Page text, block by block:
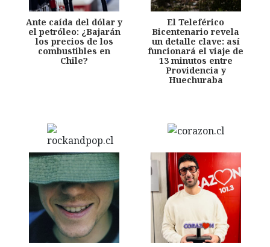
Ante caída del dólar y
el petróleo: ¿Bajarán
los precios de los
combustibles en
Chile?
El Teleférico
Bicentenario revela
un detalle clave: así
funcionará el viaje de
13 minutos entre
Providencia y
Huechuraba